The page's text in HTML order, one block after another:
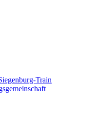
Train